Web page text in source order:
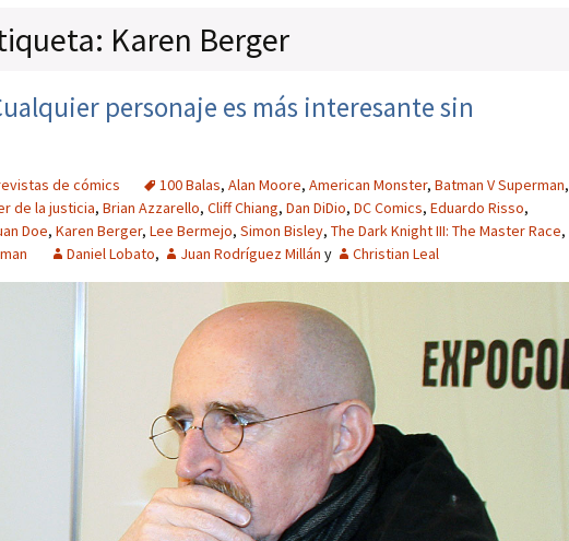
Karen Berger
personaje es más interesante sin
de cómics 100 Balas, Alan Moore, American Monster, Batman V Superman,
de la justicia, Brian Azzarello, Cliff Chiang, Dan DiDio, DC Comics, Eduardo Risso,
Doe, Karen Berger, Lee Bermejo, Simon Bisley, The Dark Knight III: The Master Race,
Daniel Lobato, Juan Rodríguez Millán y Christian Leal